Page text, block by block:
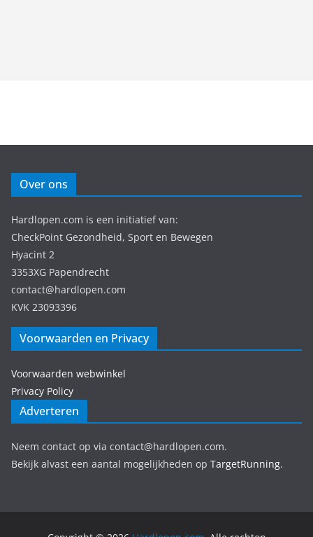
Over ons
Hardlopen.com is een initiatief van:
CheckPoint Gezondheid, Sport en Bewegen
Hyacint 2
3353XG Papendrecht
contact@hardlopen.com
KVK 23093396
Voorwaarden en Privacy
Voorwaarden webwinkel
Privacy Policy
Adverteren
Neem contact op via contact@hardlopen.com.
Bekijk alvast een aantal mogelijkheden op TargetRunning.